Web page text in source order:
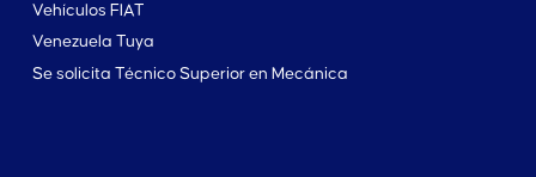
Vehículos FIAT
Venezuela Tuya
Se solicita Técnico Superior en Mecánica